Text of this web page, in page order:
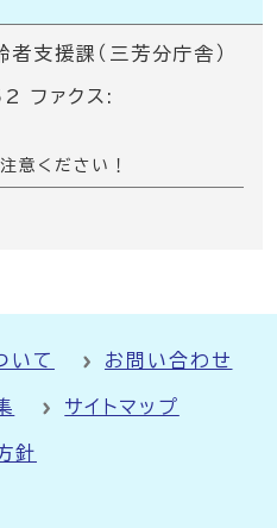
支援課（三芳分庁舎）
ァクス:
意ください！
いて お問い合わせ
サイトマップ
針